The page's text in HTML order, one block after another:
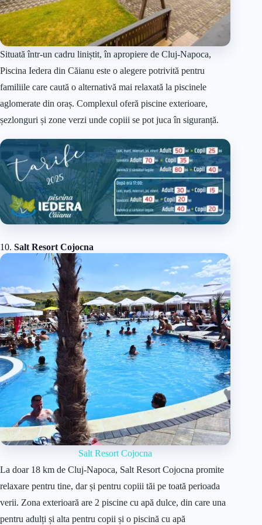
Situată într-un cadru liniștit, în apropiere de Cluj-Napoca,
Piscina Iedera din Căianu este o alegere potrivită pentru
familiile care caută o alternativă mai relaxată la piscinele
aglomerate din oraș. Complexul oferă piscine exterioare,
șezlonguri și zone verzi unde copiii se pot juca în siguranță.
10. Salt Resort Cojocna
Salt Resort Cojocna
La doar 18 km de Cluj-Napoca, Salt Resort Cojocna promite
relaxare pentru tine, dar și pentru copiii tăi pe toată perioada
verii. Zona exterioară are 2 piscine cu apă dulce, din care una
pentru adulți și alta pentru copii și o piscină cu apă